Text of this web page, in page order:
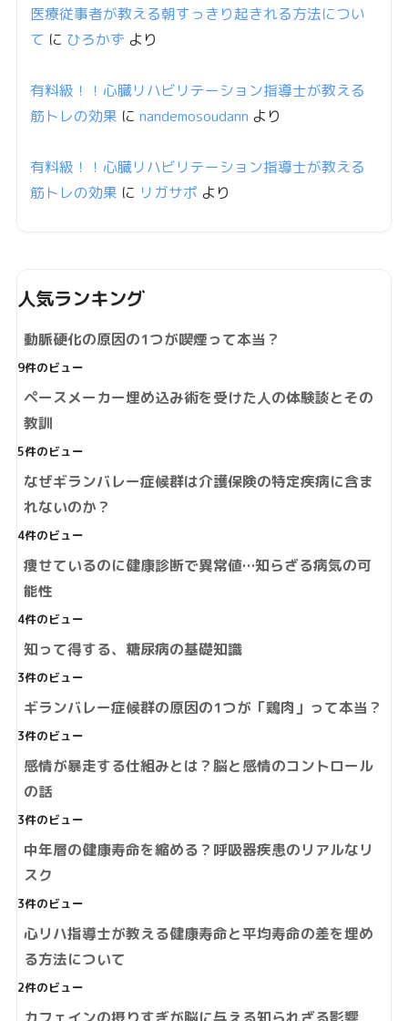
医療従事者が教える朝すっきり起きれる方法につい
て に ひろかず より
有料級！！心臓リハビリテーション指導士が教える
筋トレの効果 に nandemosoudann より
有料級！！心臓リハビリテーション指導士が教える
筋トレの効果 に リガサポ より
人気ランキング
動脈硬化の原因の1つが喫煙って本当？
9件のビュー
ペースメーカー埋め込み術を受けた人の体験談とその
教訓
5件のビュー
なぜギランバレー症候群は介護保険の特定疾病に含ま
れないのか？
4件のビュー
痩せているのに健康診断で異常値…知らざる病気の可
能性
4件のビュー
知って得する、糖尿病の基礎知識
3件のビュー
ギランバレー症候群の原因の1つが「鶏肉」って本当？
3件のビュー
感情が暴走する仕組みとは？脳と感情のコントロール
の話
3件のビュー
中年層の健康寿命を縮める？呼吸器疾患のリアルなリ
スク
3件のビュー
心リハ指導士が教える健康寿命と平均寿命の差を埋め
る方法について
2件のビュー